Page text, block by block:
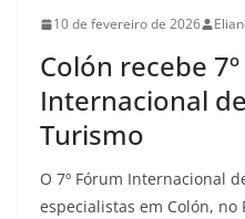
10 de fevereiro de 2026
Colón recebe
Internacional
Turismo
O 7º Fórum Internacional
especialistas em Colón,